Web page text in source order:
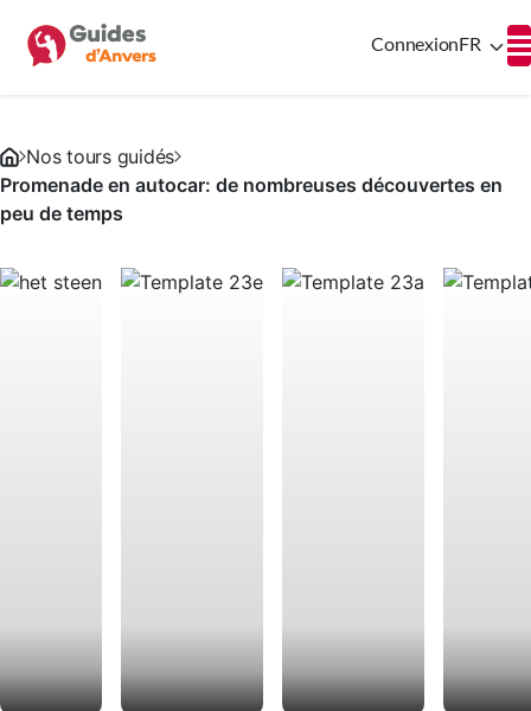
Connexion FR
Nos tours guidés
Promenade en autocar: de nombreuses découvertes en
peu de temps